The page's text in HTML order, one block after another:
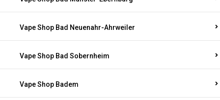
Vape Shop Bad Neuenahr-Ahrweiler
Vape Shop Bad Sobernheim
Vape Shop Badem